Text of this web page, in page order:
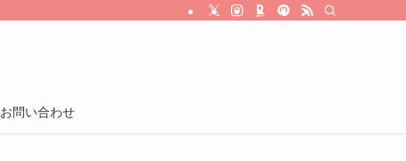
お問い合わせ